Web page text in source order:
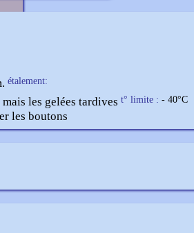
étalement:
les gelées tardives
les boutons
t° limite : - 40°C